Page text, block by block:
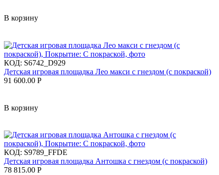
В корзину
КОД: S6742_D929
Детская игровая площадка Лео макси с гнездом (с покраской)
91 600.00 Р
В корзину
КОД: S9789_FFDE
Детская игровая площадка Антошка с гнездом (с покраской)
78 815.00 Р